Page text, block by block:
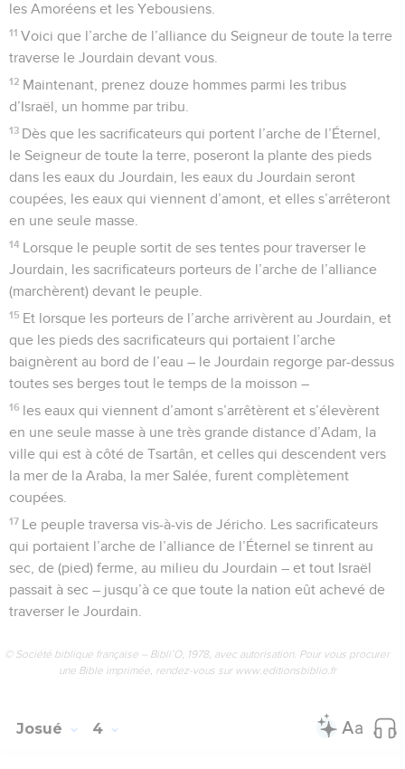
les Amoréens et les Yebousiens.
11 Voici que l’arche de l’alliance du Seigneur de toute la terre
traverse le Jourdain devant vous.
12 Maintenant, prenez douze hommes parmi les tribus
d’Israël, un homme par tribu.
13 Dès que les sacrificateurs qui portent l’arche de l’Éternel,
le Seigneur de toute la terre, poseront la plante des pieds
dans les eaux du Jourdain, les eaux du Jourdain seront
coupées, les eaux qui viennent d’amont, et elles s’arrêteront
en une seule masse.
14 Lorsque le peuple sortit de ses tentes pour traverser le
Jourdain, les sacrificateurs porteurs de l’arche de l’alliance
(marchèrent) devant le peuple.
15 Et lorsque les porteurs de l’arche arrivèrent au Jourdain, et
que les pieds des sacrificateurs qui portaient l’arche
baignèrent au bord de l’eau – le Jourdain regorge par-dessus
toutes ses berges tout le temps de la moisson –
16 les eaux qui viennent d’amont s’arrêtèrent et s’élevèrent
en une seule masse à une très grande distance d’Adam, la
ville qui est à côté de Tsartân, et celles qui descendent vers
la mer de la Araba, la mer Salée, furent complètement
coupées.
17 Le peuple traversa vis-à-vis de Jéricho. Les sacrificateurs
qui portaient l’arche de l’alliance de l’Éternel se tinrent au
sec, de (pied) ferme, au milieu du Jourdain – et tout Israël
passait à sec – jusqu’à ce que toute la nation eût achevé de
traverser le Jourdain.
© Société biblique française – Bibli’O, 1978, avec autorisation. Pour vous procurer
une Bible imprimée, rendez-vous sur www.editionsbiblio.fr
Josué 4